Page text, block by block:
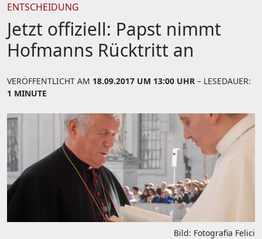
ENTSCHEIDUNG
Jetzt offiziell: Papst nimmt
Hofmanns Rücktritt an
VERÖFFENTLICHT AM 18.09.2017 UM 13:00 UHR – LESEDAUER:
1 MINUTE
Bild: Fotografia Felici